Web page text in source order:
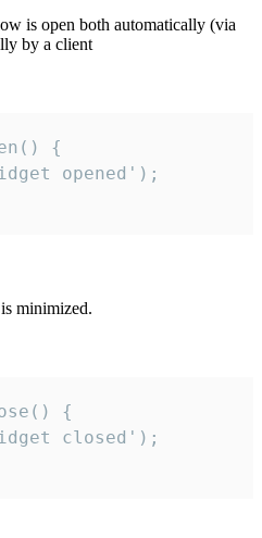
is open both automatically (via
by a client
{
opened');
minimized.
{
closed');